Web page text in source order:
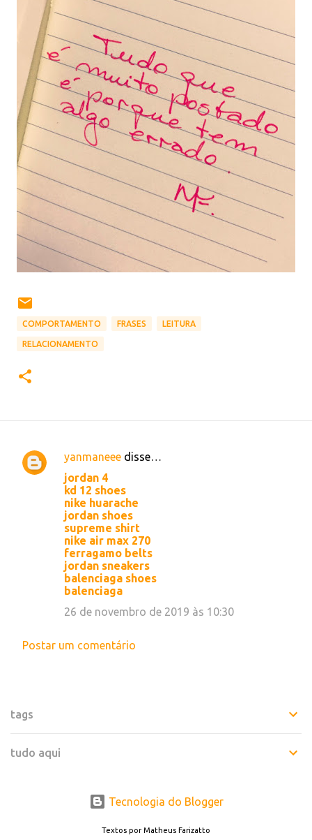
COMPORTAMENTO FRASES LEITURA
RELACIONAMENTO
C
o
yanmaneee disse…
jordan 4
kd 12 shoes
nike huarache
jordan shoes
supreme shirt
nike air max 270
ferragamo belts
jordan sneakers
balenciaga shoes
balenciaga
26 de novembro de 2019 às 10:30
Postar um comentário
tags
tudo aqui
Tecnologia do Blogger
Textos por Matheus Farizatto